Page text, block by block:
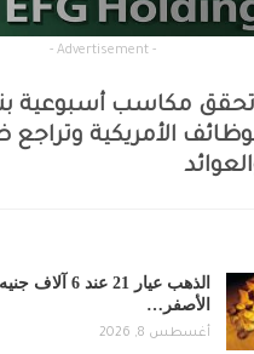
- Advertisement -
الأمريكية
الذهب عيار 21
الأصفر…
أغسطس 8, 2026